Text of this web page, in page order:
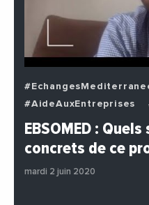
#AideAuxEntreprises
#BuzzNews
#Entreprises
EBSOMED :
concrets de ce
mardi 2 juin 2020